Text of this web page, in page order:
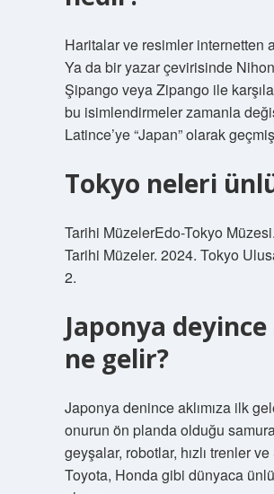
Haritalar ve resimler internetten
Ya da bir yazar çevirisinde
Şipango veya Zipango ile
bu isimlendirmeler zamanla
Latince’ye “Japan” olarak
Tokyo neleri
Tarihi MüzelerEdo-Tokyo
Tarihi Müzeler. 2024. Tokyo
2.
Japonya
ne gelir?
Japonya denince aklımıza ilk
onurun ön planda olduğu
geyşalar, robotlar, hızlı trenler ve
Toyota, Honda gibi dünyaca